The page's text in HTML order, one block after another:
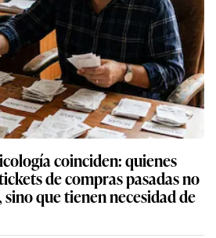
coinciden: quienes
de compras pasadas no
que tienen necesidad de